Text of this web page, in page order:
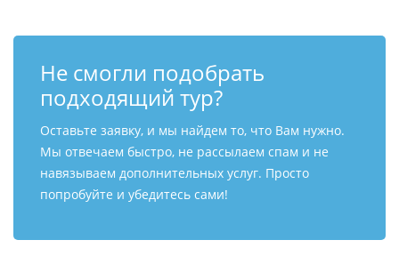
Не смогли подобрать
подходящий тур?
Оставьте заявку, и мы найдем то, что Вам нужно.
Мы отвечаем быстро, не рассылаем спам и не
навязываем дополнительных услуг. Просто
попробуйте и убедитесь сами!